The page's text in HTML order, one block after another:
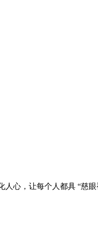
人心，让每个人都具 “慈